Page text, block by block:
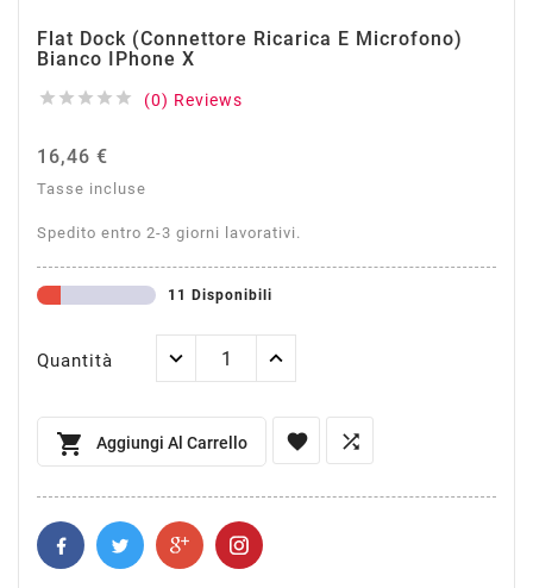
Flat Dock (Connettore Ricarica E Microfono)
Bianco IPhone X
     (0) Reviews
16,46 €
Tasse incluse
Spedito entro 2-3 giorni lavorativi.
11 Disponibili
Quantità
 Aggiungi Al Carrello  